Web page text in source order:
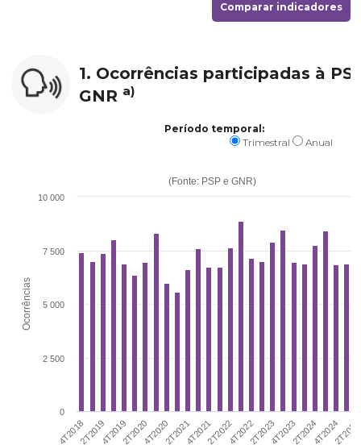
Comparar indicadores
1. Ocorrências participadas à
GNR a)
Período temporal:
Trimestral
Anual
Ocorrências
(Fonte: PSP e GNR)
4T20182T20194T20192T20204T20202T20214T20212T20224T20222T20234T20232T20244T20242T2025
0
2 500
5 000
7 500
10 000